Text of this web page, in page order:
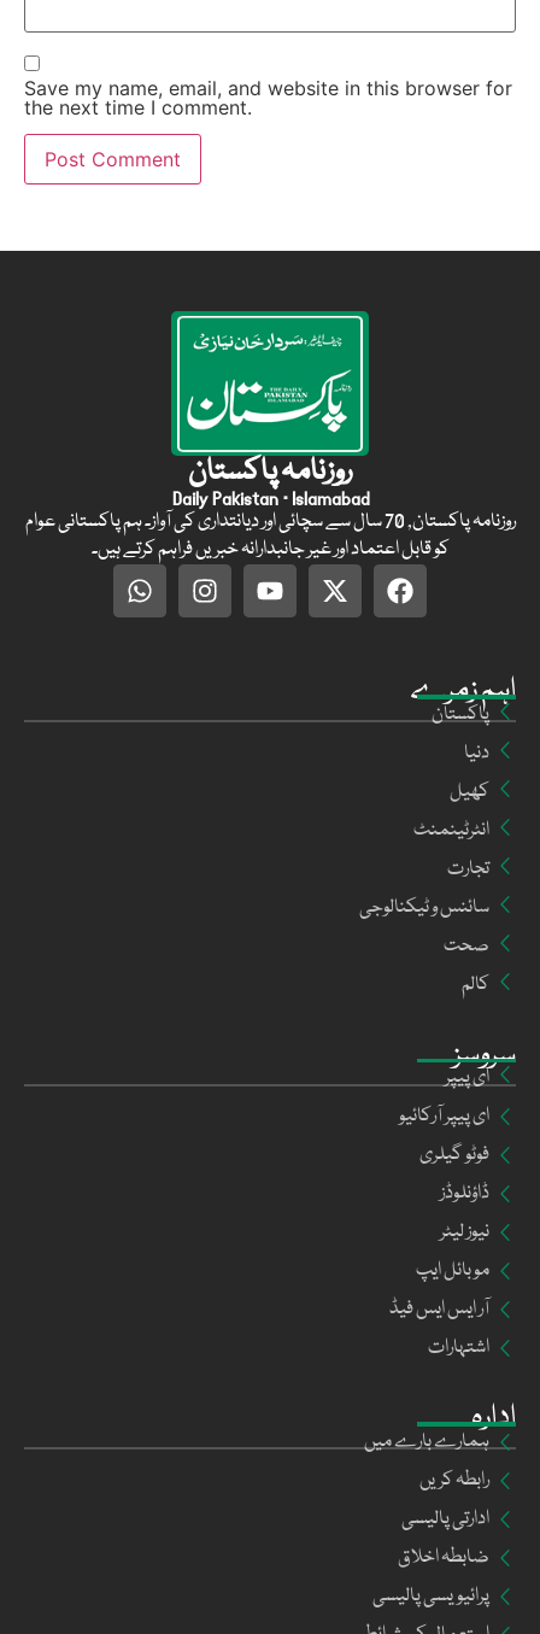
Save my name, email, and website in this browser for
the next time I comment.
ادارہ
ہمارے بارے میں
رابطہ کریں
ادارتی پالیسی
ضابطہ اخلاق
پرائیویسی پالیسی
سروسز
ای پیپر
ای پیپر آرکائیو
فوٹو گیلری
ڈاؤنلوڈز
نیوز لیٹر
موبائل ایپ
آر ایس ایس فیڈ
اشتہارات
اہم زمرے
پاکستان
دنیا
کھیل
انٹرٹینمنٹ
تجارت
سائنس و ٹیکنالوجی
صحت
کالم
روزنامہ پاکستان
Daily Pakistan · Islamabad
روزنامہ پاکستان, 70 سال سے سچائی اور دیانتداری کی آواز۔ ہم پاکستانی عوام
کو قابل اعتماد اور غیر جانبدارانہ خبریں فراہم کرتے ہیں۔